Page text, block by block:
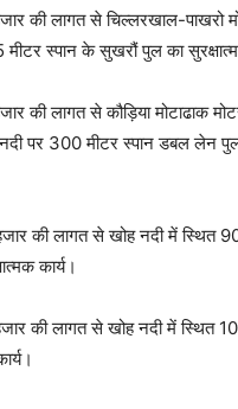
की लागत से चिल्लरखाल-पाखरो
स्पान के सुखरौं पुल का
की लागत से कौड़िया मोटाढाक
पर 300 मीटर स्पान डबल लेन पुल
की लागत से खोह नदी में स्थित
कार्य।
की लागत से खोह नदी में स्थित